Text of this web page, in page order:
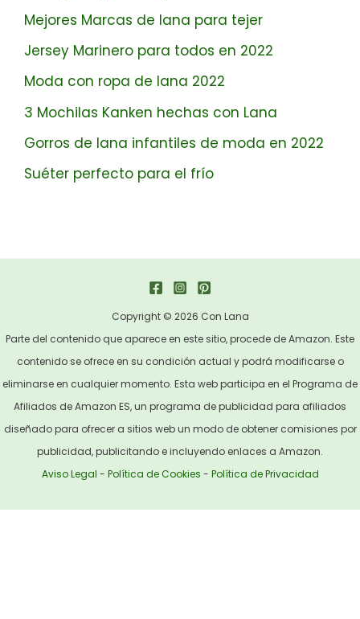
Mejores Marcas de lana para tejer
Jersey Marinero para todos en 2022
Moda con ropa de lana 2022
3 Mochilas Kanken hechas con Lana
Gorros de lana infantiles de moda en 2022
Suéter perfecto para el frío
Copyright © 2026 Con Lana
Parte del contenido que aparece en este sitio, procede de Amazon. Este
contenido se ofrece en su condición actual y podrá modificarse o
eliminarse en cualquier momento. Esta web participa en el Programa de
Afiliados de Amazon ES, un programa de publicidad para afiliados
diseñado para ofrecer a sitios web un modo de obtener comisiones por
publicidad, publicitando e incluyendo enlaces a Amazon.
Aviso Legal - Política de Cookies - Política de Privacidad